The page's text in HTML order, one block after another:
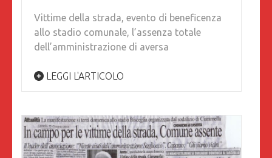
Vittime della strada, evento di beneficenza
allo stadio comunale, l’assenza totale
dell’amministrazione di aversa
LEGGI L'ARTICOLO